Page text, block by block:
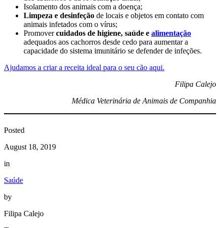
Isolamento dos animais com a doença;
Limpeza e desinfeção de locais e objetos em contato com
animais infetados com o vírus;
Promovercuidados de higiene, saúde e alimentação
adequados aos cachorros desde cedo para aumentar a
capacidade do sistema imunitário se defender de infeções.
Ajudamos a criar a receita ideal para o seu cão aqui.
Filipa Calejo
Médica Veterinária de Animais de Companhia
Posted
August 18, 2019
in
Saúde
by
Filipa Calejo